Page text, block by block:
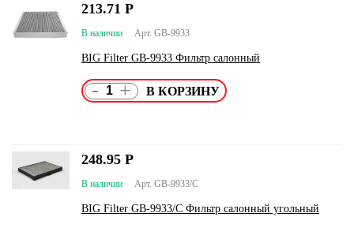
Арт. GB-9933
В наличии
BIG Filter GB-9933 Фильтр салонный
213.71 Р
- +
Арт. GB-9933/C
В наличии
BIG Filter GB-9933/C Фильтр салонный угольный
248.95 Р